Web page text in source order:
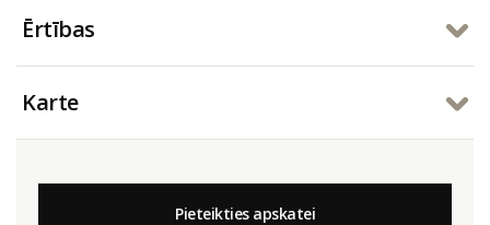
Ērtības
Karte
Pieteikties apskatei